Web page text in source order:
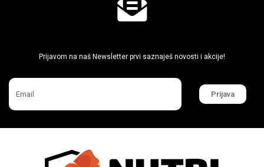
Prijavom na naš Newsletter prvi saznaješ novosti i akcije!
Prijava